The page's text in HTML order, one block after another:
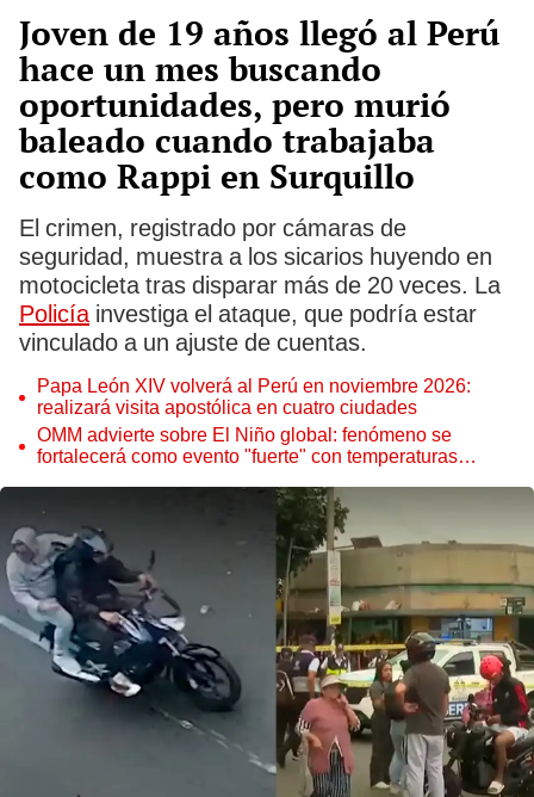
Joven de 19 años llegó al Perú
hace un mes buscando
oportunidades, pero murió
baleado cuando trabajaba
como Rappi en Surquillo
El crimen, registrado por cámaras de
seguridad, muestra a los sicarios huyendo en
motocicleta tras disparar más de 20 veces. La
Policíainvestiga el ataque, que podría estar
vinculado a un ajuste de cuentas.
Papa León XIV volverá al Perú en noviembre 2026:
realizará visita apostólica en cuatro ciudades
OMM advierte sobre El Niño global: fenómeno se
fortalecerá como evento "fuerte" con temperaturas